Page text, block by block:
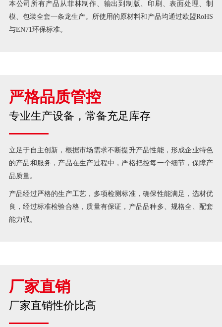
本公司所有产品从菲林制作、输出到制版、印刷、表面处理、制
模、包装全套一条龙生产。所使用的原材料和产品均通过欧盟RoHS
与EN71环保标准。
严格品质管控
专业生产设备，常备充足库存
立足于自主创新，根据市场需求不断提升产品性能，形成企业特色
的产品和服务，产品在生产过程中，严格把控每一个细节，保障产
品质量。
产品经过严格的生产工艺，多项检测标准，确保性能满足，选材优
良，经过标准检验合格，质量有保证，产品品种多、规格全、配套
能力强。
厂家直销
厂家直销性价比高